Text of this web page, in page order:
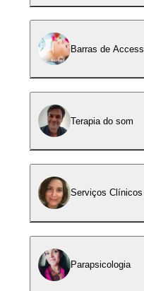
Barras de Access
Terapia do som
Serviços Clínicos
Parapsicologia